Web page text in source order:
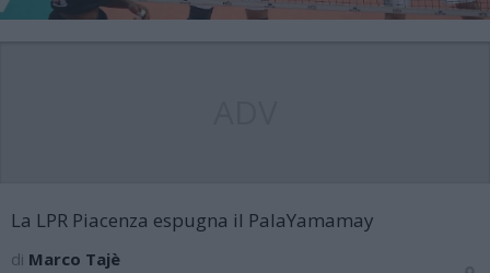
La LPR Piacenza espugna il PalaYamamay
di Marco Tajè